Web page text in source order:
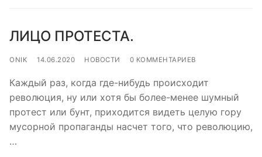
ЛИЦО ПРОТЕСТА.
ONIK 14.06.2020 НОВОСТИ 0 КОММЕНТАРИЕВ
Каждый раз, когда где-нибудь происходит
революция, ну или хотя бы более-менее шумный
протест или бунт, приходится видеть целую гору
мусорной пропаганды насчет того, что революцию,
…